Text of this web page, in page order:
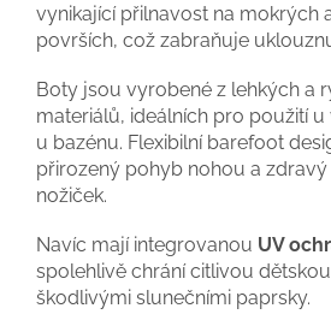
vynikající přilnavost na mokrých
površích, což zabraňuje
Boty jsou vyrobené z lehkých a
materiálů, ideálních pro použití
u bazénu. Flexibilní barefoot
přirozený pohyb nohou a
nožiček.
Navíc mají integrovanou UV
spolehlivě chrání citlivou
škodlivými slunečními paprsky.